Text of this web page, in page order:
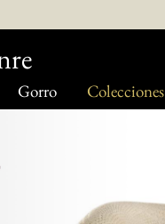
Gorro Colecciones